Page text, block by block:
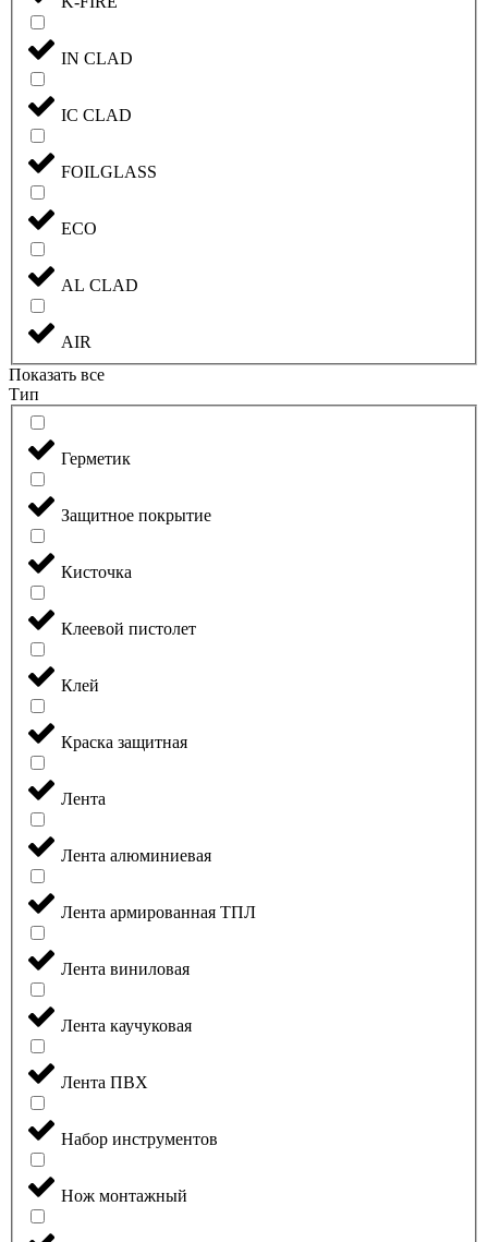
IN CLAD
IC CLAD
FOILGLASS
ECO
AL CLAD
AIR
Показать все
Тип
Герметик
Защитное покрытие
Кисточка
Клеевой пистолет
Клей
Краска защитная
Лента
Лента алюминиевая
Лента армированная ТПЛ
Лента виниловая
Лента каучуковая
Лента ПВХ
Набор инструментов
Нож монтажный